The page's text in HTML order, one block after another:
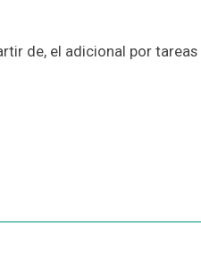
de, el adicional por